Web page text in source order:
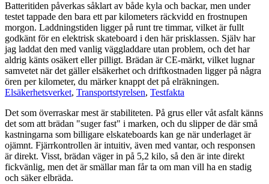
Batteritiden påverkas såklart av både kyla och backar, men under
testet tappade den bara ett par kilometers räckvidd en frostnupen
morgon. Laddningstiden ligger på runt tre timmar, vilket är fullt
godkänt för en elektrisk skateboard i den här prisklassen. Själv har
jag laddat den med vanlig väggladdare utan problem, och det har
aldrig känts osäkert eller pilligt. Brädan är CE-märkt, vilket lugnar
samvetet när det gäller elsäkerhet och driftkostnaden ligger på några
ören per kilometer, du märker knappt det på elräkningen.
Elsäkerhetsverket, Transportstyrelsen, Testfakta
Det som överraskar mest är stabiliteten. På grus eller våt asfalt känns
det som att brädan "suger fast" i marken, och du slipper de där små
kastningarna som billigare elskateboards kan ge när underlaget är
ojämnt. Fjärrkontrollen är intuitiv, även med vantar, och responsen
är direkt. Visst, brädan väger in på 5,2 kilo, så den är inte direkt
fickvänlig, men det är smällar man får ta om man vill ha en stadig
och säker elbräda.